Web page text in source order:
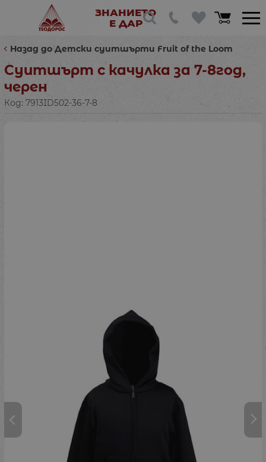
ЗНАНИЕТО
Е ДАР
Назад до Детски суитшърти Fruit of the Loom
Суитшърт с качулка за 7-8год,
черен
Код: 7913ID502-36-7-8